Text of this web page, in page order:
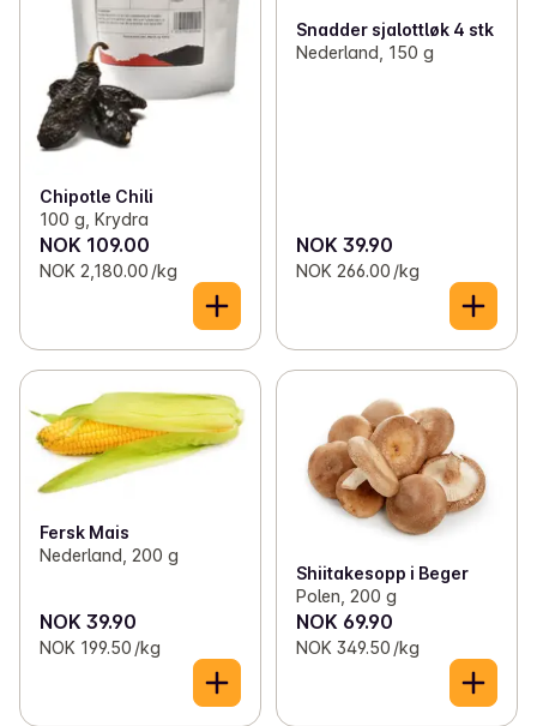
Chipotle Chili
100 g, Krydra
NOK 109.00
NOK 2,180.00 /kg
Snadder sjalottløk 4 stk
Nederland, 150 g
NOK 39.90
NOK 266.00 /kg
Fersk Mais
Nederland, 200 g
NOK 39.90
NOK 199.50 /kg
Shiitakesopp i Beger
Polen, 200 g
NOK 69.90
NOK 349.50 /kg